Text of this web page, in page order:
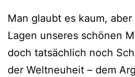
Man glaubt es kaum,
Lagen unseres schönen
doch tatsächlich noch
der Weltneuheit – dem